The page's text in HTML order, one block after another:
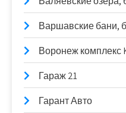
Варшавские бани,
Воронеж комплекс
Гараж 21
Гарант Авто